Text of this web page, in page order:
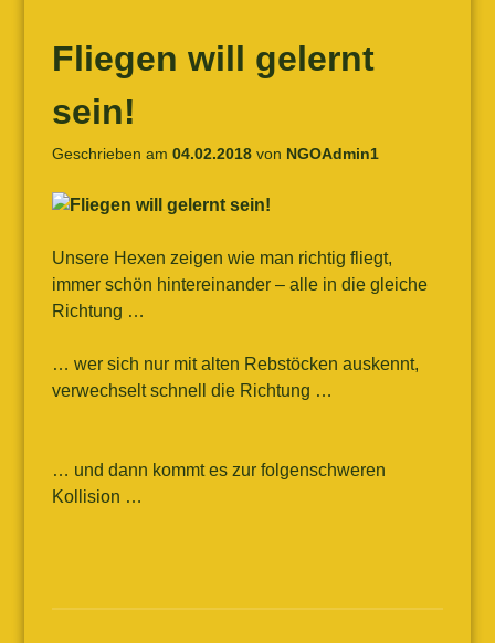
Fliegen will gelernt
sein!
Geschrieben am 04.02.2018von NGOAdmin1
Unsere Hexen zeigen wie man richtig fliegt,
immer schön hintereinander – alle in die gleiche
Richtung …
… wer sich nur mit alten Rebstöcken auskennt,
verwechselt schnell die Richtung …
… und dann kommt es zur folgenschweren
Kollision …